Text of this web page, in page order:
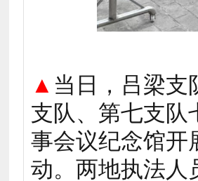
▲ 当日，吕梁支
支队、第七支队
事会议纪念馆开
动。两地执法人